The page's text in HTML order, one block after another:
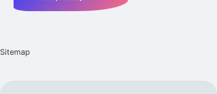
Sitemap